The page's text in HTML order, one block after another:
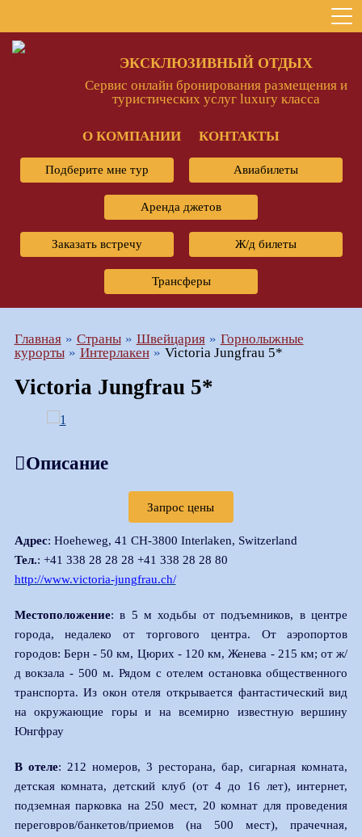
ЭКСКЛЮЗИВНЫЙ ОТДЫХ
Сервис онлайн бронирования размещения и
туристических услуг luxury класса
О КОМПАНИИ КОНТАКТЫ
Подберите мне тур Авиабилеты
Аренда джетов
Заказать встречу Ж/д билеты
Трансферы
Главная Страны Швейцария
Горнолыжные
курорты
Интерлакен Victoria Jungfrau 5*
Victoria Jungfrau 5*
Описание
Запрос цены
Адрес: Hoeheweg, 41 CH-3800 Interlaken, Switzerland
Тел.: +41 338 28 28 28 +41 338 28 28 80
http://www.victoria-jungfrau.ch/
Местоположение: в 5 м ходьбы от подъемников, в центре
города, недалеко от торгового центра. От аэропортов
городов: Берн - 50 км, Цюрих - 120 км, Женева - 215 км; от ж/
д вокзала - 500 м. Рядом с отелем остановка общественного
транспорта. Из окон отеля открывается фантастический вид
на окружающие горы и на всемирно известную вершину
Юнгфрау
В отеле: 212 номеров, 3 ресторана, бар, сигарная комната,
детская комната, детский клуб (от 4 до 16 лет), интернет,
подземная парковка на 250 мест, 20 комнат для проведения
переговров/банкетов/приемов (на 500 мест), прачечная,